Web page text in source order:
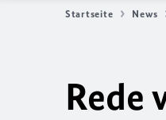
Startseite News
Rede